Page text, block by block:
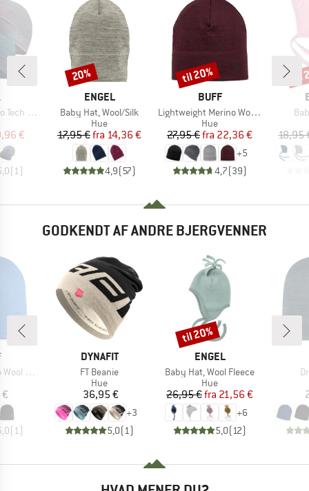
Hat
pris
€
(1 )
MÆRKE
ENGEL
Artikel
Baby Hat, Wool/Silk
Produktgruppe
Hue
Pris
17,95 € Nedsat pris
fra 14,36 €
4,9(57)
Rabat
20%
MÆRKE
BUFF
Artikel
Lightweight Merino Wool Hat
Produktgruppe
Hue
Pris
27,95 € Nedsat pris
fra 22,36 €
+5
4,7(39)
Rabat
til 20%
18,95
GODKENDT AF ANDRE BJERGVENNER
Hat
(1)
MÆRKE
DYNAFIT
Artikel
FT Beanie
Produktgruppe
Hue
Pris
36,95 €
+3
5,0(1)
MÆRKE
ENGEL
Artikel
Baby Hat, Wool Fleece
Produktgruppe
Hue
Pris
26,95 € Nedsat pris
fra 21,56 €
+6
5,0(12)
Rabat
til 20%